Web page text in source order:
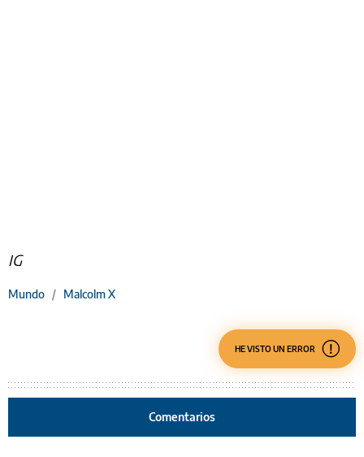
IG
Mundo / Malcolm X
HE VISTO UN ERROR
Comentarios